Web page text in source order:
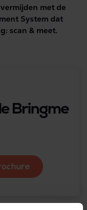
met de
System dat
scan & meet.
Bringme